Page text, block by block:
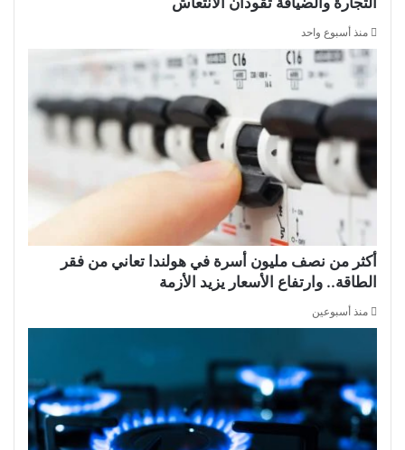
منذ أسبوع واحد
أكثر من نصف مليون أسرة في هولندا تعاني من فقر
الطاقة.. وارتفاع الأسعار يزيد الأزمة
منذ أسبوعين